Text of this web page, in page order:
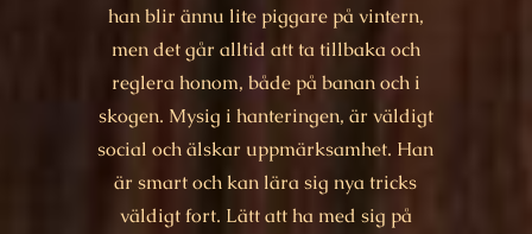
han blir ännu lite piggare på vintern,
men det går alltid att ta tillbaka och
reglera honom, både på banan och i
skogen. Mysig i hanteringen, är väldigt
social och älskar uppmärksamhet. Han
är smart och kan lära sig nya tricks
väldigt fort. Lätt att ha med sig på